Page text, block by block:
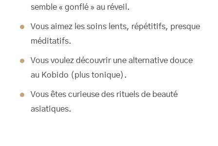
semble « gonflé » au réveil.
Vous aimez les soins lents, répétitifs, presque
méditatifs.
Vous voulez découvrir une alternative douce
au Kobido (plus tonique).
Vous êtes curieuse des rituels de beauté
asiatiques.